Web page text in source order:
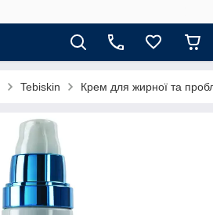
Tebiskin Крем для жирної та